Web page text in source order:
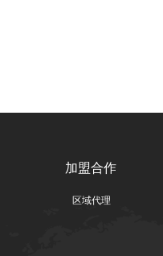
区域代理
加盟合作